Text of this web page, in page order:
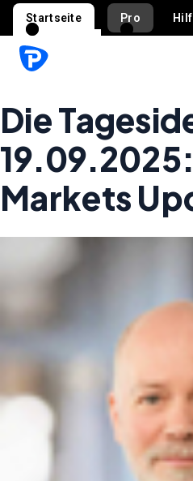
Startseite Pro
Die
Markets